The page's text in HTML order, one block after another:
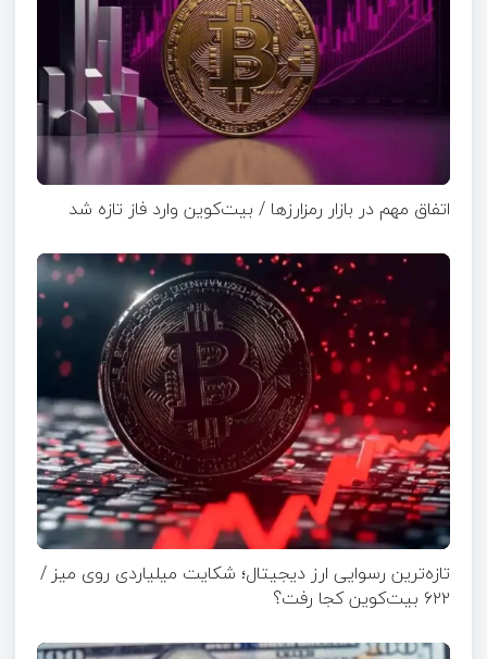
اتفاق مهم در بازار رمزارزها / بیت‌کوین وارد فاز تازه شد
تازه‌ترین رسوایی ارز دیجیتال؛ شکایت میلیاردی روی میز /
۶۲۲ بیت‌کوین کجا رفت؟